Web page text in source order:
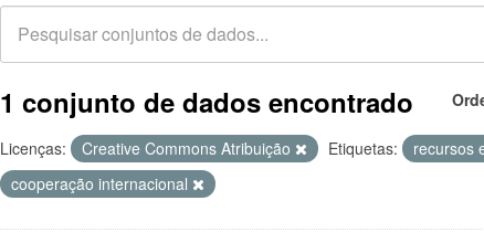
1 conjunto de dados encontrado
Licenças: Creative Commons Atribuição Etiquetas: recursos
cooperação internacional